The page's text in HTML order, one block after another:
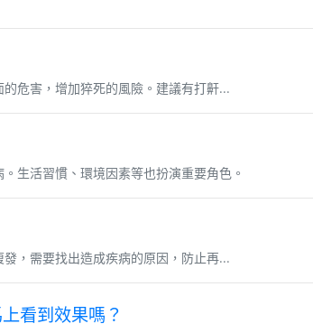
危害，增加猝死的風險。建議有打鼾...
生活習慣、環境因素等也扮演重要角色。
，需要找出造成疾病的原因，防止再...
看到效果嗎？